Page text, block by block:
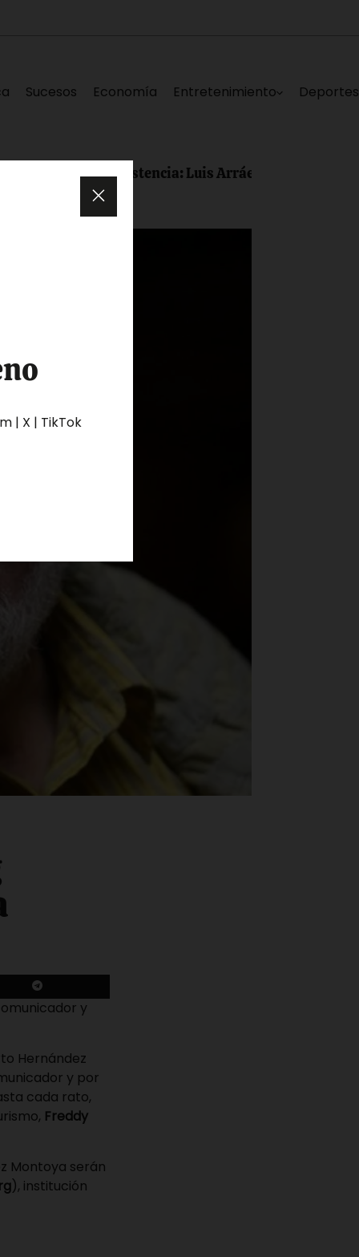
Sucesos Economía Entretenimiento Deportes
consistencia: Luis Arráez conectó dos hit e
y
Hernández
y por
cada rato,
Freddy
Montoya serán
), institución
| X | TikTok